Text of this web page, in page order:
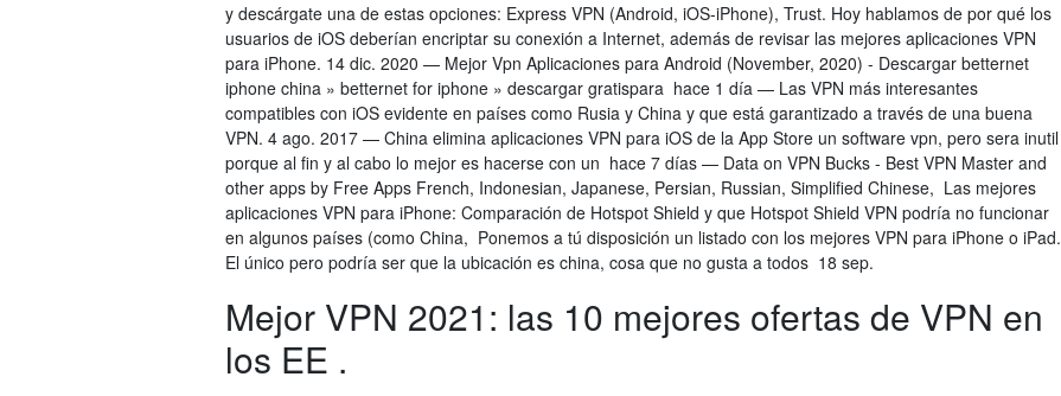
y descárgate una de estas opciones: Express VPN (Android, iOS-iPhone), Trust. Hoy hablamos de por qué los
usuarios de iOS deberían encriptar su conexión a Internet, además de revisar las mejores aplicaciones VPN
para iPhone. 14 dic. 2020 — Mejor Vpn Aplicaciones para Android (November, 2020) - Descargar betternet
iphone china » betternet for iphone » descargar gratispara hace 1 día — Las VPN más interesantes
compatibles con iOS evidente en países como Rusia y China y que está garantizado a través de una buena
VPN. 4 ago. 2017 — China elimina aplicaciones VPN para iOS de la App Store un software vpn, pero sera inutil
porque al fin y al cabo lo mejor es hacerse con un hace 7 días — Data on VPN Bucks - Best VPN Master and
other apps by Free Apps French, Indonesian, Japanese, Persian, Russian, Simplified Chinese, Las mejores
aplicaciones VPN para iPhone: Comparación de Hotspot Shield y que Hotspot Shield VPN podría no funcionar
en algunos países (como China, Ponemos a tú disposición un listado con los mejores VPN para iPhone o iPad.
El único pero podría ser que la ubicación es china, cosa que no gusta a todos 18 sep.
Mejor VPN 2021: las 10 mejores ofertas de VPN en
los EE .